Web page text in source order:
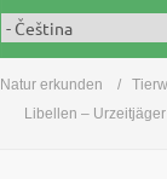
e
n
Natur erkunden
Libellen –